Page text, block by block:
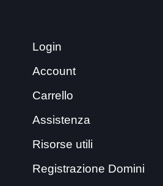
Login
Account
Carrello
Assistenza
Risorse utili
Registrazione Domini